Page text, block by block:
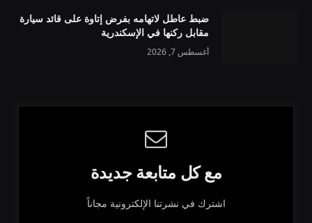
ضبط عاطل لاتهامه بفرض إتاوة على قائد سيارة
مقابل ركنها في الإسكندرية
أغسطس 7, 2026
مع كل متابعة جديدة
اشترك في نشرتنا الإلكترونية مجاناً